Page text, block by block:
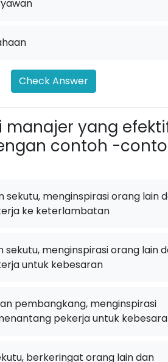
Check Answer
manajer yang
contoh -
sekutu, menginspirasi orang lain
ke keterlambatan
sekutu, menginspirasi orang lain
untuk kebesaran
pembangkang, menginspirasi
pekerja untuk
berkeringat orang lain dan